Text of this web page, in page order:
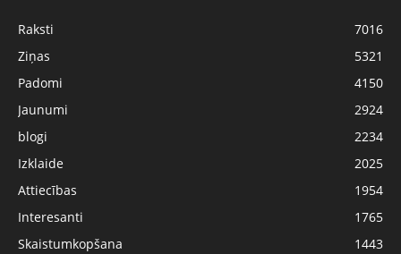
Raksti
7016
Ziņas
5321
Padomi
4150
Jaunumi
2924
blogi
2234
Izklaide
2025
Attiecības
1954
Interesanti
1765
Skaistumkopšana
1443